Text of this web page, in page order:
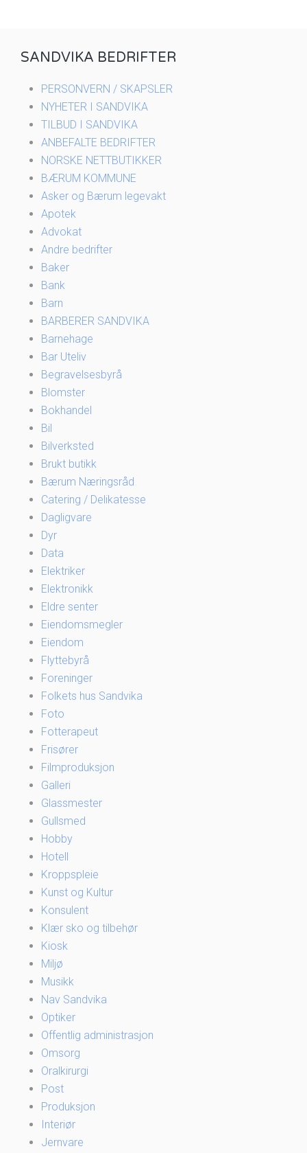
SANDVIKA BEDRIFTER
PERSONVERN / SKAPSLER
NYHETER I SANDVIKA
TILBUD I SANDVIKA
ANBEFALTE BEDRIFTER
NORSKE NETTBUTIKKER
BÆRUM KOMMUNE
Asker og Bærum legevakt
Apotek
Advokat
Andre bedrifter
Baker
Bank
Barn
BARBERER SANDVIKA
Barnehage
Bar Uteliv
Begravelsesbyrå
Blomster
Bokhandel
Bil
Bilverksted
Brukt butikk
Bærum Næringsråd
Catering / Delikatesse
Dagligvare
Dyr
Data
Elektriker
Elektronikk
Eldre senter
Eiendomsmegler
Eiendom
Flyttebyrå
Foreninger
Folkets hus Sandvika
Foto
Fotterapeut
Frisører
Filmproduksjon
Galleri
Glassmester
Gullsmed
Hobby
Hotell
Kroppspleie
Kunst og Kultur
Konsulent
Klær sko og tilbehør
Kiosk
Miljø
Musikk
Nav Sandvika
Optiker
Offentlig administrasjon
Omsorg
Oralkirurgi
Post
Produksjon
Interiør
Jernvare